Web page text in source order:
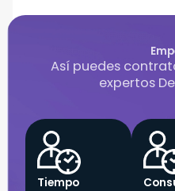
Tiempo
Así puedes
expertos